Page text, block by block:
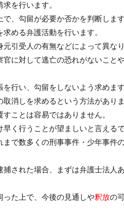
を行います。
、勾留が必要か否かを判断します
求める弁護活動を行います。
引受人の有無などによって異なり
に対して逃亡の恐れがないこと
行い、勾留をしないよう求めます
消しを求めるという方法があり
ことは容易ではありません。
く行うことが望ましいと言えるで
で数多くの刑事事件・少年事件
捕された場合、まずは弁護士法人
った上で、今後の見通しや釈放の